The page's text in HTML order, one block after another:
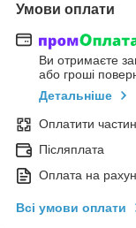
Умови оплати
Ви отримаєте
або гроші
Детальніше
Оплатити
Післяплата
Оплата на
Всі умови оплати